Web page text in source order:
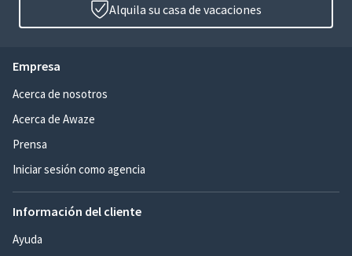
Alquila su casa de vacaciones
Empresa
Acerca de nosotros
Acerca de Awaze
Prensa
Iniciar sesión como agencia
Información del cliente
Ayuda